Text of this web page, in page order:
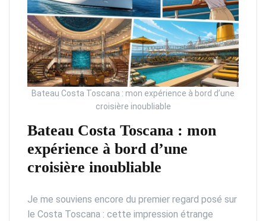
Bateau Costa Toscana : mon expérience à bord d’une
croisière inoubliable
Bateau Costa Toscana : mon
expérience à bord d’une
croisière inoubliable
Je me souviens encore du premier regard posé sur
le Costa Toscana : cette impression étrange